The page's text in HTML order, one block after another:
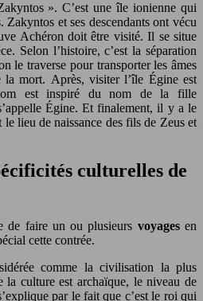
». C’est une île ionienne qui
et ses descendants ont vécu
Achéron doit être visité. Il se situe
Selon l’histoire, c’est la séparation
le traverse pour transporter les âmes
la mort. Après, visiter l’île Égine est
est inspiré du nom de la fille
Égine. Et finalement, il y a le
lieu de naissance des fils de Zeus et
culturelles de
de faire un ou plusieurs voyagesen
cette contrée.
comme la civilisation la plus
la culture est archaïque, le niveau de
par le fait que c’est le roi qui